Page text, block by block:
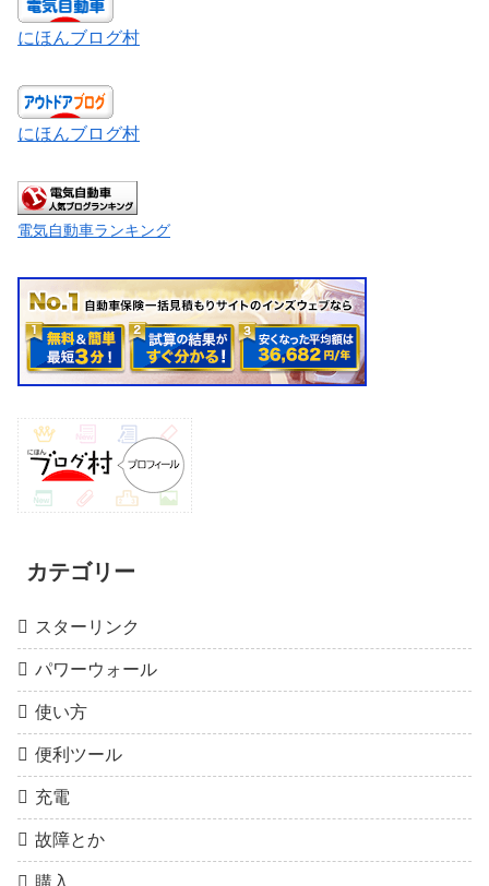
にほんブログ村
にほんブログ村
電気自動車ランキング
カテゴリー
スターリンク
パワーウォール
使い方
便利ツール
充電
故障とか